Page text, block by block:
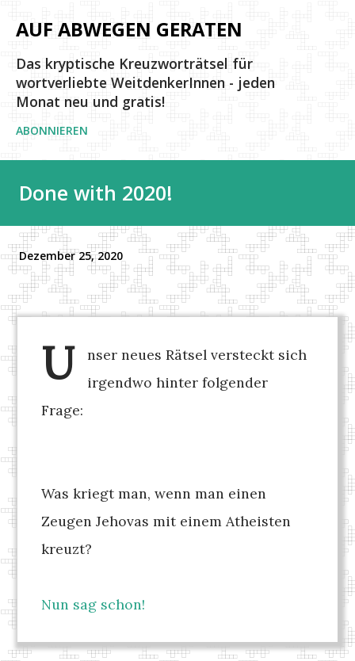
Direkt zum Hauptbereich
AUF ABWEGEN GERATEN
Das kryptische Kreuzworträtsel für
wortverliebte WeitdenkerInnen - jeden
Monat neu und gratis!
ABONNIEREN
Done with 2020!
Dezember 25, 2020
U
nser neues Rätsel versteckt sich
irgendwo hinter folgender
Frage:
Was kriegt man, wenn man einen
Zeugen Jehovas mit einem Atheisten
kreuzt?
Nun sag schon!